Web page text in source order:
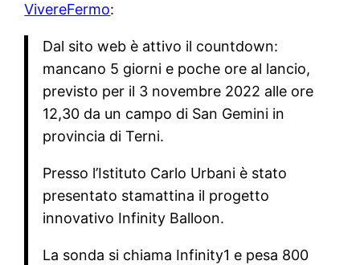
VivereFermo:
Dal sito web è attivo il countdown:
mancano 5 giorni e poche ore al lancio,
previsto per il 3 novembre 2022 alle ore
12,30 da un campo di San Gemini in
provincia di Terni.
Presso l’Istituto Carlo Urbani è stato
presentato stamattina il progetto
innovativo Infinity Balloon.
La sonda si chiama Infinity1 e pesa 800